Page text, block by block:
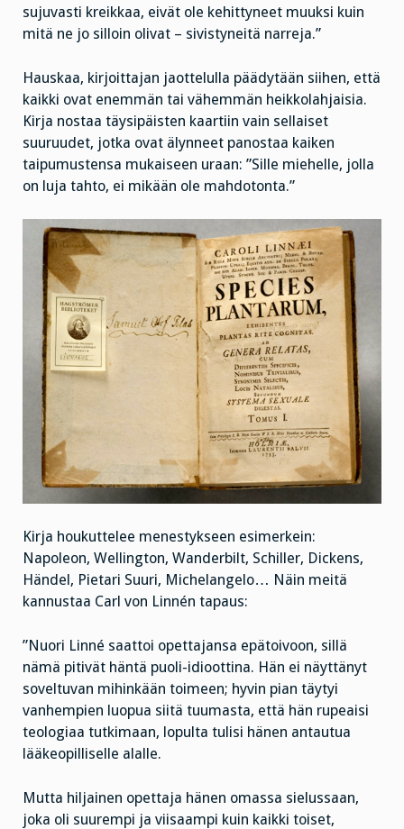
sujuvasti kreikkaa, eivät ole kehittyneet muuksi kuin
mitä ne jo silloin olivat – sivistyneitä narreja.”
Hauskaa, kirjoittajan jaottelulla päädytään siihen, että
kaikki ovat enemmän tai vähemmän heikkolahjaisia.
Kirja nostaa täysipäisten kaartiin vain sellaiset
suuruudet, jotka ovat älynneet panostaa kaiken
taipumustensa mukaiseen uraan: ”Sille miehelle, jolla
on luja tahto, ei mikään ole mahdotonta.”
Kirja houkuttelee menestykseen esimerkein:
Napoleon, Wellington, Wanderbilt, Schiller, Dickens,
Händel, Pietari Suuri, Michelangelo… Näin meitä
kannustaa Carl von Linnén tapaus:
”Nuori Linné saattoi opettajansa epätoivoon, sillä
nämä pitivät häntä puoli-idioottina. Hän ei näyttänyt
soveltuvan mihinkään toimeen; hyvin pian täytyi
vanhempien luopua siitä tuumasta, että hän rupeaisi
teologiaa tutkimaan, lopulta tulisi hänen antautua
lääkeopilliselle alalle.
Mutta hiljainen opettaja hänen omassa sielussaan,
joka oli suurempi ja viisaampi kuin kaikki toiset,